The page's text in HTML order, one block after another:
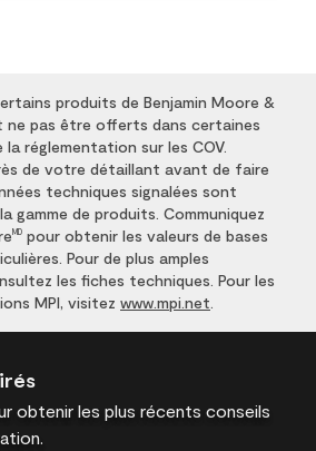
produits de Benjamin Moore &
ne pas être offerts dans certaines
réglementation sur les COV.
de votre détaillant avant de faire
techniques signalées sont
gamme de produits. Communiquez
MD pour obtenir les valeurs de bases
Pour de plus amples
les fiches techniques. Pour les
MPI, visitez www.mpi.net
obtenir les plus récents conseils